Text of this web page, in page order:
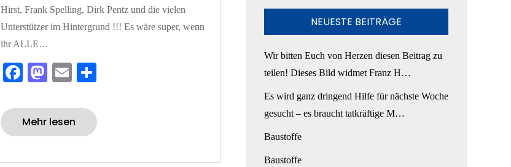
Hirst, Frank Spelling, Dirk Pentz und die vielen
Unterstützer im Hintergrund !!! Es wäre super, wenn
ihr ALLE…
Fa
bo
ok
M
to
do
E
ail
Mehr lesen
NEUESTE BEITRÄGE
Wir bitten Euch von Herzen diesen Beitrag zu
teilen! Dieses Bild widmet Franz H…
Es wird ganz dringend Hilfe für nächste Woche
gesucht – es braucht tatkräftige M…
Baustoffe
Baustoffe